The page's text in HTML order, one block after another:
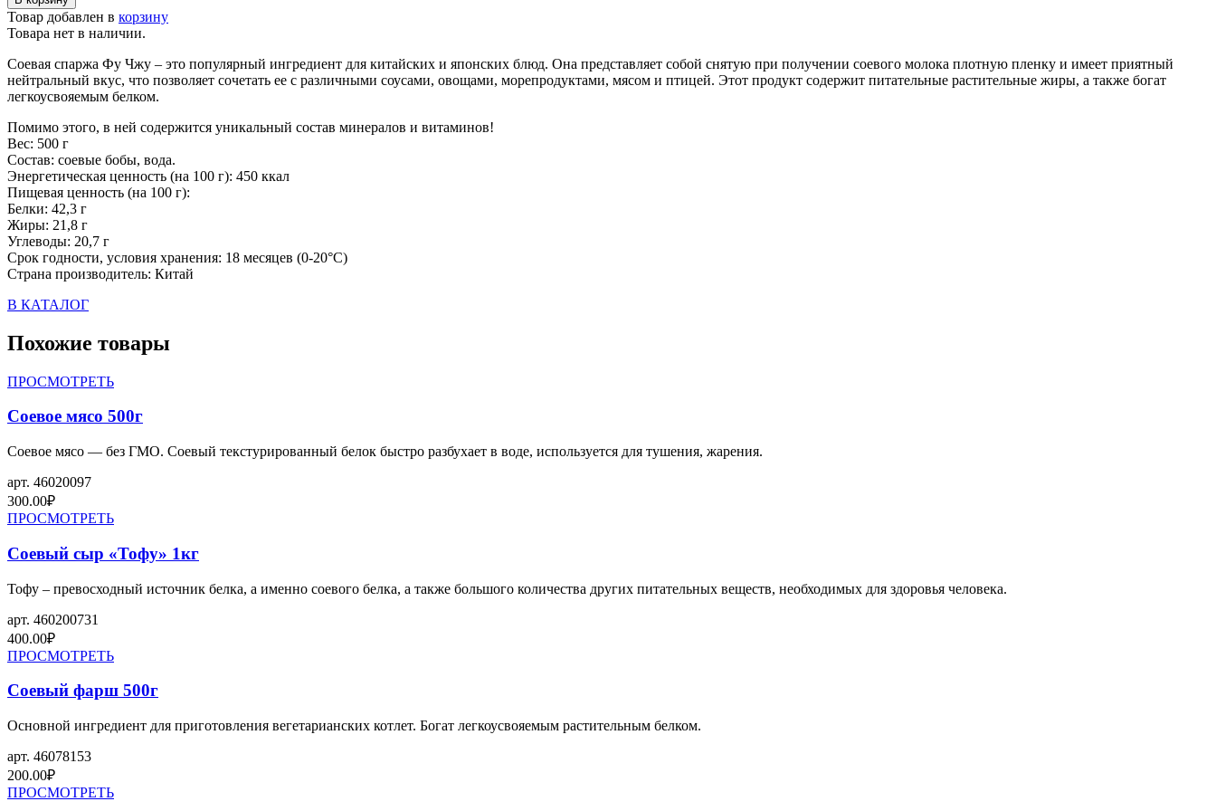
Товар добавлен в корзину
Товара нет в наличии.
Соевая спаржа Фу Чжу – это популярный ингредиент для китайских и японских блюд. Она представляет собой снятую при получении соевого молока плотную пленку и имеет приятный
нейтральный вкус, что позволяет сочетать ее с различными соусами, овощами, морепродуктами, мясом и птицей. Этот продукт содержит питательные растительные жиры, а также богат
легкоусвояемым белком.
Помимо этого, в ней содержится уникальный состав минералов и витаминов!
Вес: 500 г
Состав: соевые бобы, вода.
Энергетическая ценность (на 100 г): 450 ккал
Пищевая ценность (на 100 г):
Белки: 42,3 г
Жиры: 21,8 г
Углеводы: 20,7 г
Срок годности, условия хранения: 18 месяцев (0-20°С)
Страна производитель: Китай
В КАТАЛОГ
Похожие товары
ПРОСМОТРЕТЬ
Соевое мясо 500г
Соевое мясо — без ГМО. Соевый текстурированный белок быстро разбухает в воде, используется для тушения, жарения.
арт. 46020097
300.00₽
ПРОСМОТРЕТЬ
Соевый сыр «Тофу» 1кг
Тофу – превосходный источник белка, а именно соевого белка, а также большого количества других питательных веществ, необходимых для здоровья человека.
арт. 460200731
400.00₽
ПРОСМОТРЕТЬ
Соевый фарш 500г
Основной ингредиент для приготовления вегетарианских котлет. Богат легкоусвояемым растительным белком.
арт. 46078153
200.00₽
ПРОСМОТРЕТЬ